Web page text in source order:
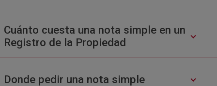
Cuánto cuesta una nota simple en un
Registro de la Propiedad
Donde pedir una nota simple